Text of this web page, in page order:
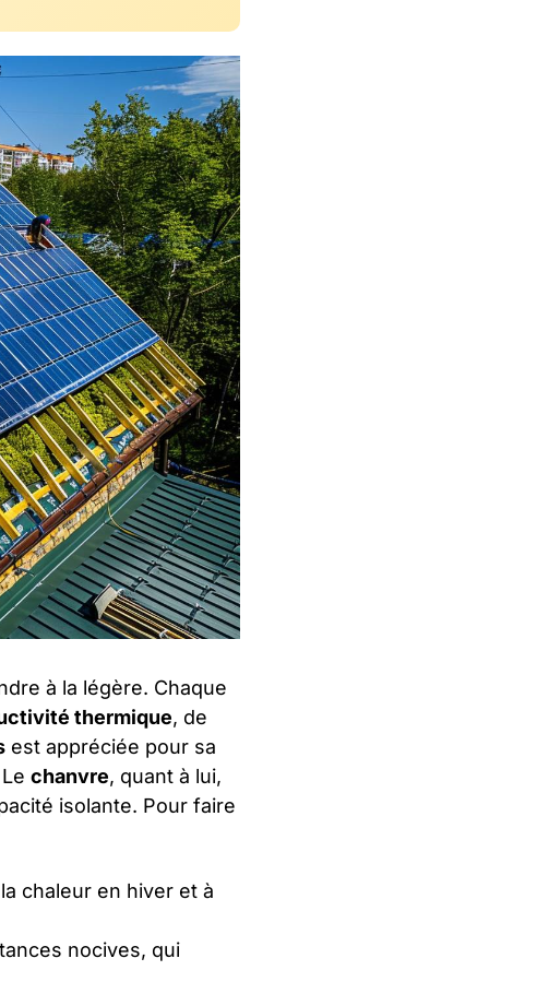
à la légère. Chaque
thermique, de
est appréciée pour sa
chanvre, quant à lui,
isolante. Pour faire
chaleur en hiver et à
nocives, qui